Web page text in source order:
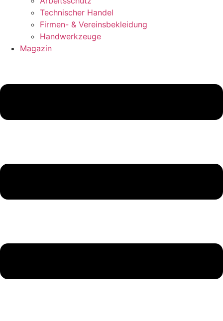
Technischer Handel
Firmen- & Vereinsbekleidung
Handwerkzeuge
Magazin